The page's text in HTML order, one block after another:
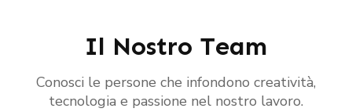
Il Nostro Team
Conosci le persone che infondono creatività,
tecnologia e passione nel nostro lavoro.